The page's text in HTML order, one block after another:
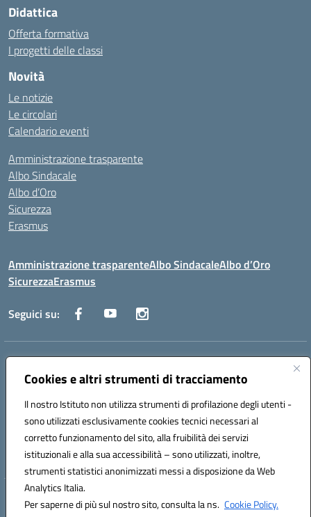
Cookies e altri strumenti di tracciamento
Il nostro Istituto non utilizza strumenti di profilazione degli utenti -
sono utilizzati esclusivamente cookies tecnici necessari al
corretto funzionamento del sito, alla fruibilità dei servizi
istituzionali e alla sua accessibilità – sono utilizzati, inoltre,
strumenti statistici anonimizzati messi a disposizione da Web
Analytics Italia.
Per saperne di più sul nostro sito, consulta la ns. Cookie Policy.
Didattica
Offerta formativa
I progetti delle classi
Novità
Le notizie
Le circolari
Calendario eventi
Amministrazione trasparente
Albo Sindacale
Albo d’Oro
Sicurezza
Erasmus
Amministrazione trasparenteAlbo SindacaleAlbo d’Oro
SicurezzaErasmus
Seguici su:
Indirizzo:
Centralino:0885.426034 Email:FGTD02000P@istruzione.it
Codice fiscale: 81002930717
Codice meccanografico:
FGTD02000P
Codice unico di fatturazione (CUF): UFUN7Y
Hosting & Powered by 3D Solution S.r.l.